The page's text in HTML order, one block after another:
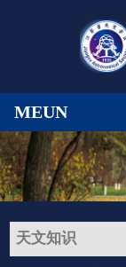
MEUN
天文知识